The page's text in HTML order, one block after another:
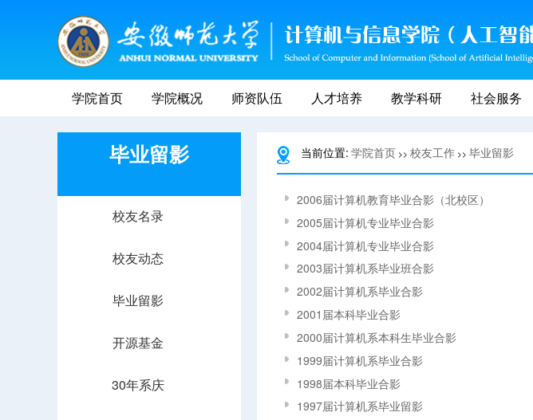
学院首页 学院概况 师资队伍 人才培养 教学科研 社会服务
毕业留影
校友名录
校友动态
毕业留影
开源基金
30年系庆
当前位置: 学院首页 >> 校友工作 >> 毕业留影
2006届计算机教育毕业合影（北校区）
2005届计算机专业毕业合影
2004届计算机专业毕业合影
2003届计算机系毕业班合影
2002届计算机系毕业合影
2001届本科毕业合影
2000届计算机系本科生毕业合影
1999届计算机系毕业合影
1998届本科毕业合影
1997届计算机系毕业留影